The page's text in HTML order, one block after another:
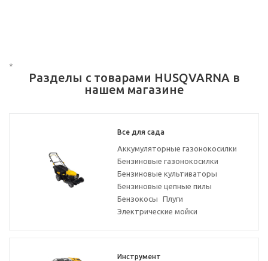
*
Разделы с товарами HUSQVARNA в
нашем магазине
Все для сада
Аккумуляторные газонокосилки
Бензиновые газонокосилки
Бензиновые культиваторы
Бензиновые цепные пилы
Бензокосы
Плуги
Электрические мойки
Инструмент